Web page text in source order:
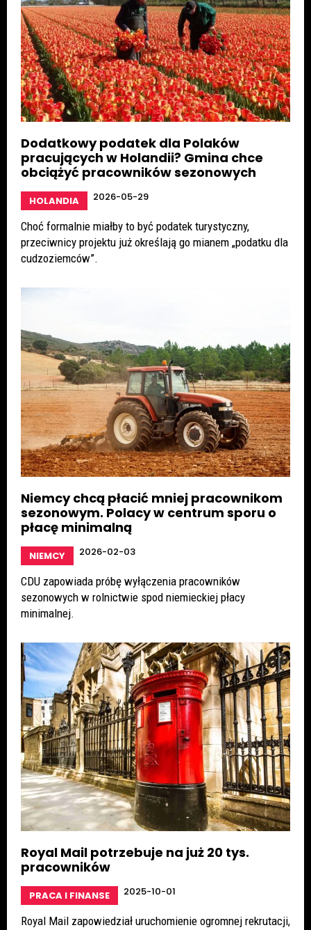
Dodatkowy podatek dla Polaków
pracujących w Holandii? Gmina chce
obciążyć pracowników sezonowych
HOLANDIA 2026-05-29
Choć formalnie miałby to być podatek turystyczny,
przeciwnicy projektu już określają go mianem „podatku dla
cudzoziemców”.
Niemcy chcą płacić mniej pracownikom
sezonowym. Polacy w centrum sporu o
płacę minimalną
NIEMCY 2026-02-03
CDU zapowiada próbę wyłączenia pracowników
sezonowych w rolnictwie spod niemieckiej płacy
minimalnej.
Royal Mail potrzebuje na już 20 tys.
pracowników
PRACA I FINANSE 2025-10-01
Royal Mail zapowiedział uruchomienie ogromnej rekrutacji,